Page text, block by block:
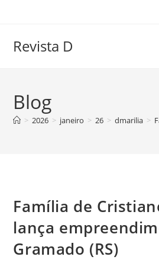
conteúdo
Revista D
Blog
> 2026 > janeiro > 26 > dmarilia >
Família de
lança
Gramado (RS)